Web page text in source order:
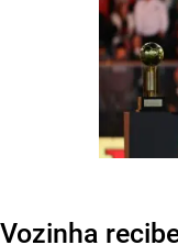
Vozinha